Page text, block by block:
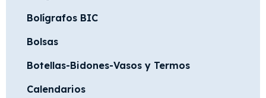
Bolígrafos BIC
Bolsas
Botellas-Bidones-Vasos y Termos
Calendarios